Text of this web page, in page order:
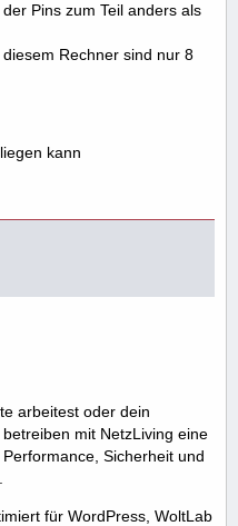
Pins zum Teil anders als
Rechner sind nur 8
kann
arbeitest oder dein
mit NetzLiving eine
Sicherheit und
für WordPress, WoltLab